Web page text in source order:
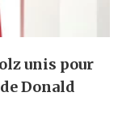
unis pour
Donald